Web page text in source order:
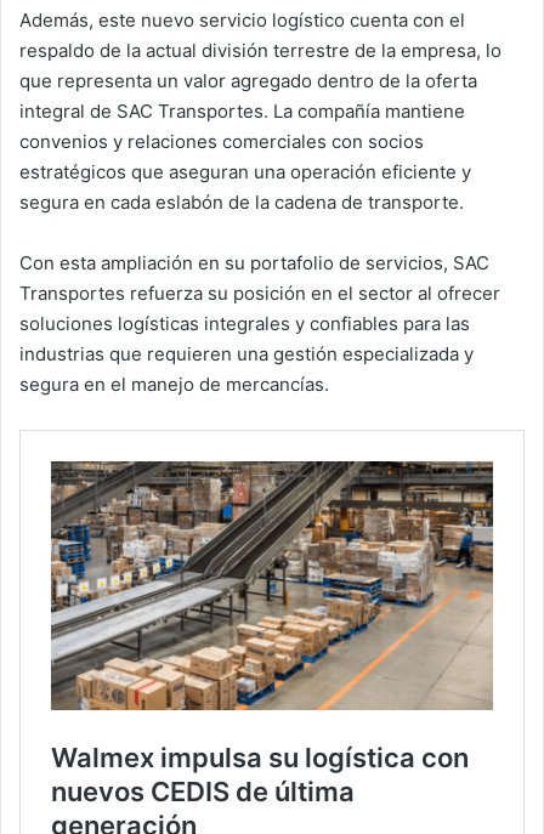
Además, este nuevo servicio logístico cuenta con el
respaldo de la actual división terrestre de la empresa, lo
que representa un valor agregado dentro de la oferta
integral de SAC Transportes. La compañía mantiene
convenios y relaciones comerciales con socios
estratégicos que aseguran una operación eficiente y
segura en cada eslabón de la cadena de transporte.
Con esta ampliación en su portafolio de servicios, SAC
Transportes refuerza su posición en el sector al ofrecer
soluciones logísticas integrales y confiables para las
industrias que requieren una gestión especializada y
segura en el manejo de mercancías.